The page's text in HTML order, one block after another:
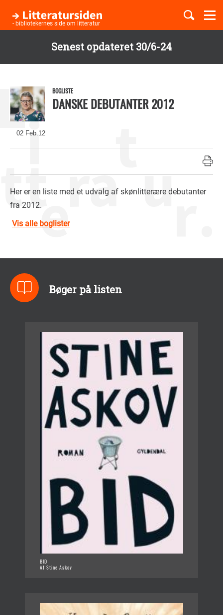
Senest opdateret 30/6-24
hovedindhold
- bibliotekernes side om litteratur
Børnebøger
02 Feb.12
BOGLISTE
DANSKE DEBUTANTER 2012
Her er en liste med et udvalg af skønlitterære debutanter
fra 2012.
Vis alle boglister
Bøger på listen
BID
Af Stine Askov